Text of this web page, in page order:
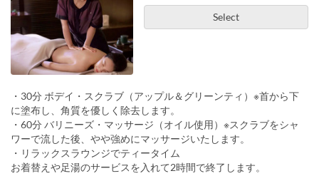
Select
・30分 ボデイ・スクラブ（アップル＆グリーンティ）※首から下
に塗布し、角質を優しく除去します。
・60分 バリニーズ・マッサージ（オイル使用）※スクラブをシャ
ワーで流した後、やや強めにマッサージいたします。
・リラックスラウンジでティータイム
お着替えや足湯のサービスを入れて2時間で終了します。